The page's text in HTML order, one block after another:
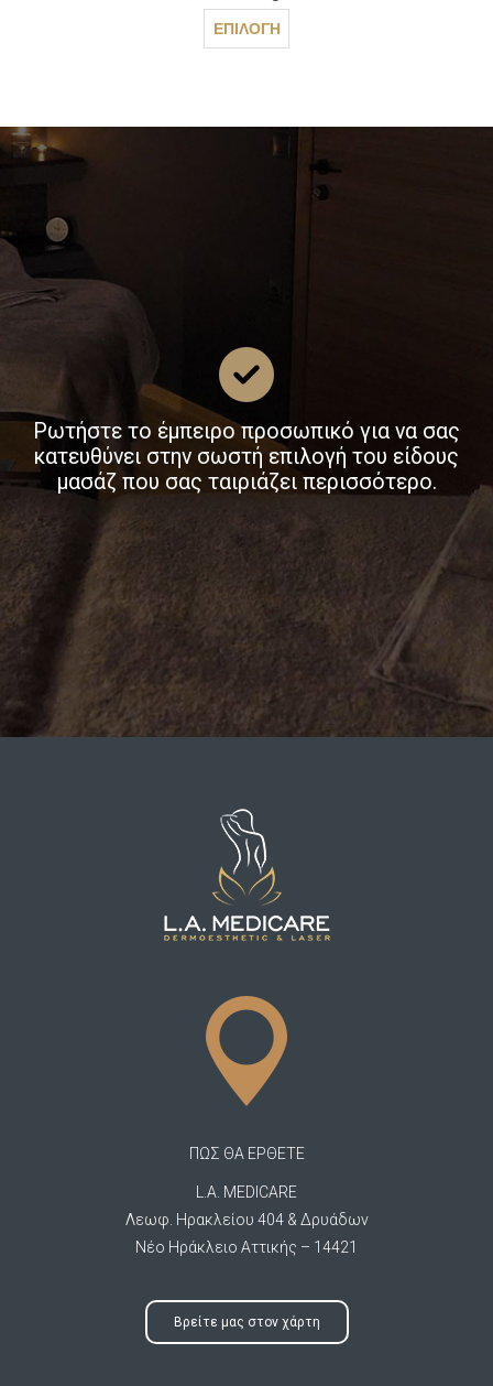
ΕΠΙΛΟΓΉ
μπορούν
Ρωτήστε το έμπειρο προσωπικό για να σας
κατευθύνει στην σωστή επιλογή του είδους
μασάζ που σας ταιριάζει περισσότερο.
ΠΩΣ ΘΑ ΕΡΘΕΤΕ
L.A. MEDICARE
Λεωφ. Ηρακλείου 404 & Δρυάδων
Νέο Ηράκλειο Αττικής – 14421
Βρείτε μας στον χάρτη